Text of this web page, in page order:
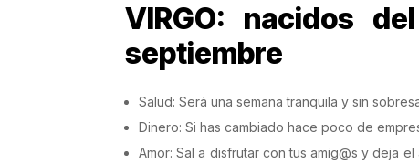
VIRGO: nacidos
septiembre
Salud: Será una semana tranquila y sin
Dinero: Si has cambiado hace poco de
Amor: Sal a disfrutar con tus amig@s y deja